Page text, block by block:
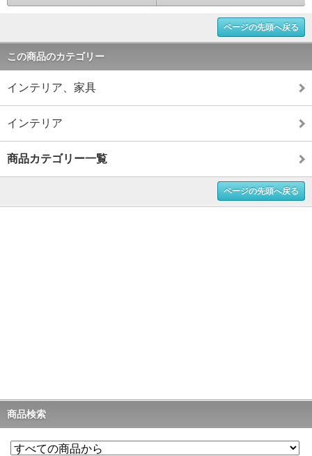
ページの先頭へ戻る
この商品のカテゴリー
インテリア、家具
インテリア
商品カテゴリー一覧
ページの先頭へ戻る
商品検索